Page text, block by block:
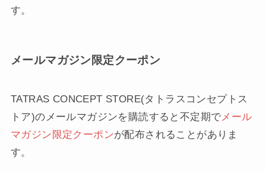
す。
メールマガジン限定クーポン
TATRAS CONCEPT STORE(タトラスコンセプトス
トア)のメールマガジンを購読すると不定期で メール
マガジン限定クーポンが配布されることがありま
す。